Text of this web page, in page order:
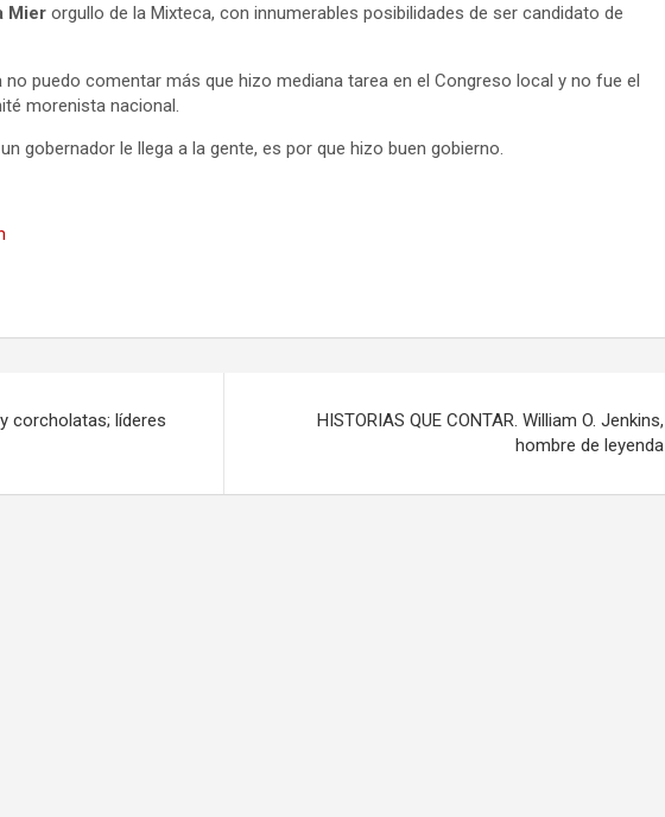
Mier orgullo de la Mixteca, con innumerables posibilidades de ser candidato de
no puedo comentar más que hizo mediana tarea en el Congreso local y no fue el
morenista nacional.
gobernador le llega a la gente, es por que hizo buen gobierno.
corcholatas; líderes
HISTORIAS QUE CONTAR. William O. Jenkins,
hombre de leyenda